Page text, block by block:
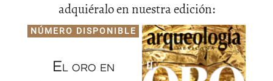
adquiéralo en nuestra edición:
NÚMERO DISPONIBLE
El oro en